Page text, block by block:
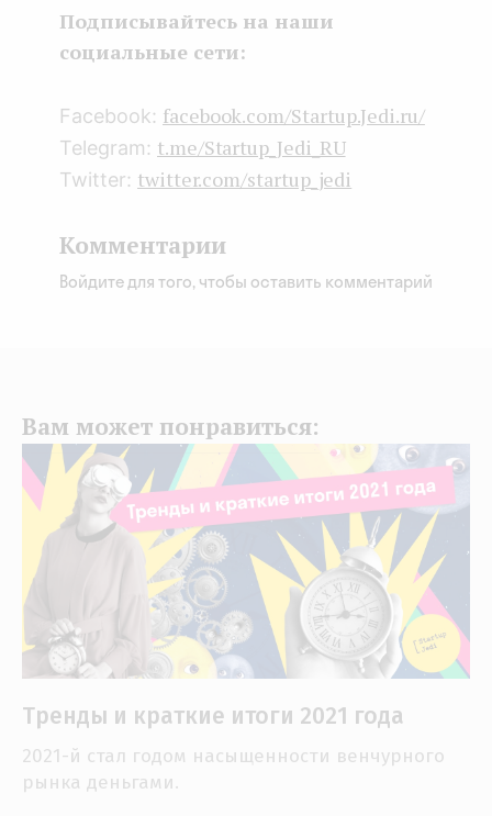
k
Подписывайтесь на наши
социальные сети:
Facebook: facebook.com/Startup.Jedi.ru/
Telegram: t.me/Startup_Jedi_RU
Twitter: twitter.com/startup_jedi
Комментарии
Войдите для того, чтобы оставить комментарий
Вам может понравиться:
Тренды и краткие итоги 2021 года
2021-й стал годом насыщенности венчурного
рынка деньгами.